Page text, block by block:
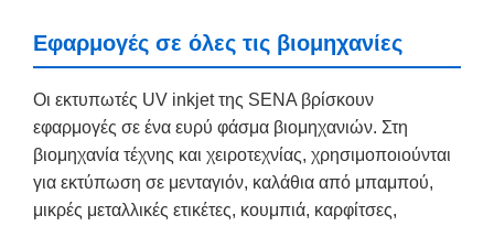
Εφαρμογές σε όλες τις βιομηχανίες
Οι εκτυπωτές UV inkjet της SENA βρίσκουν
εφαρμογές σε ένα ευρύ φάσμα βιομηχανιών. Στη
βιομηχανία τέχνης και χειροτεχνίας, χρησιμοποιούνται
για εκτύπωση σε μενταγιόν, καλάθια από μπαμπού,
μικρές μεταλλικές ετικέτες, κουμπιά, καρφίτσες,